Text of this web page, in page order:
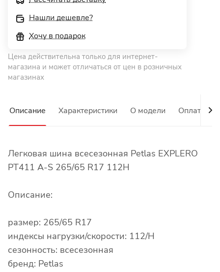
Нашли дешевле?
Хочу в подарок
Цена действительна только для интернет-
магазина и может отличаться от цен в розничных
магазинах
Описание Характеристики О модели Оплата
Легковая шина всесезонная Petlas EXPLERO
PT411 A-S 265/65 R17 112H
Описание:
размер: 265/65 R17
индексы нагрузки/скорости: 112/H
сезонность: всесезонная
бренд: Petlas